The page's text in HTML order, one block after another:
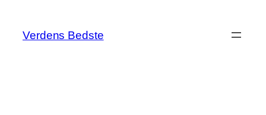
indhold
Verdens Bedste